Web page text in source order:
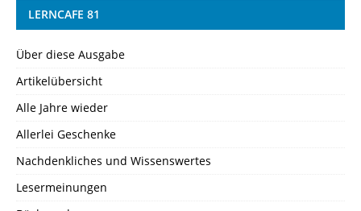
LERNCAFE 81
Über diese Ausgabe
Artikelübersicht
Alle Jahre wieder
Allerlei Geschenke
Nachdenkliches und Wissenswertes
Lesermeinungen